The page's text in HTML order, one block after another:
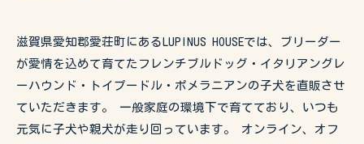
滋賀県愛知郡愛荘町にあるLUPINUS HOUSEでは、ブリーダー
が愛情を込めて育てたフレンチブルドッグ・イタリアングレ
ーハウンド・トイプードル・ポメラニアンの子犬を直販させ
ていただきます。 一般家庭の環境下で育てており、いつも
元気に子犬や親犬が走り回っています。 オンライン、オフ